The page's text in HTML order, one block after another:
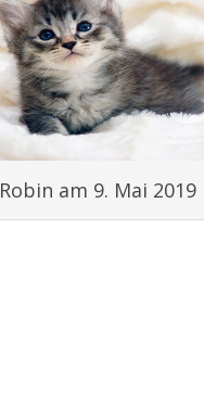
Robin am 9. Mai 2019